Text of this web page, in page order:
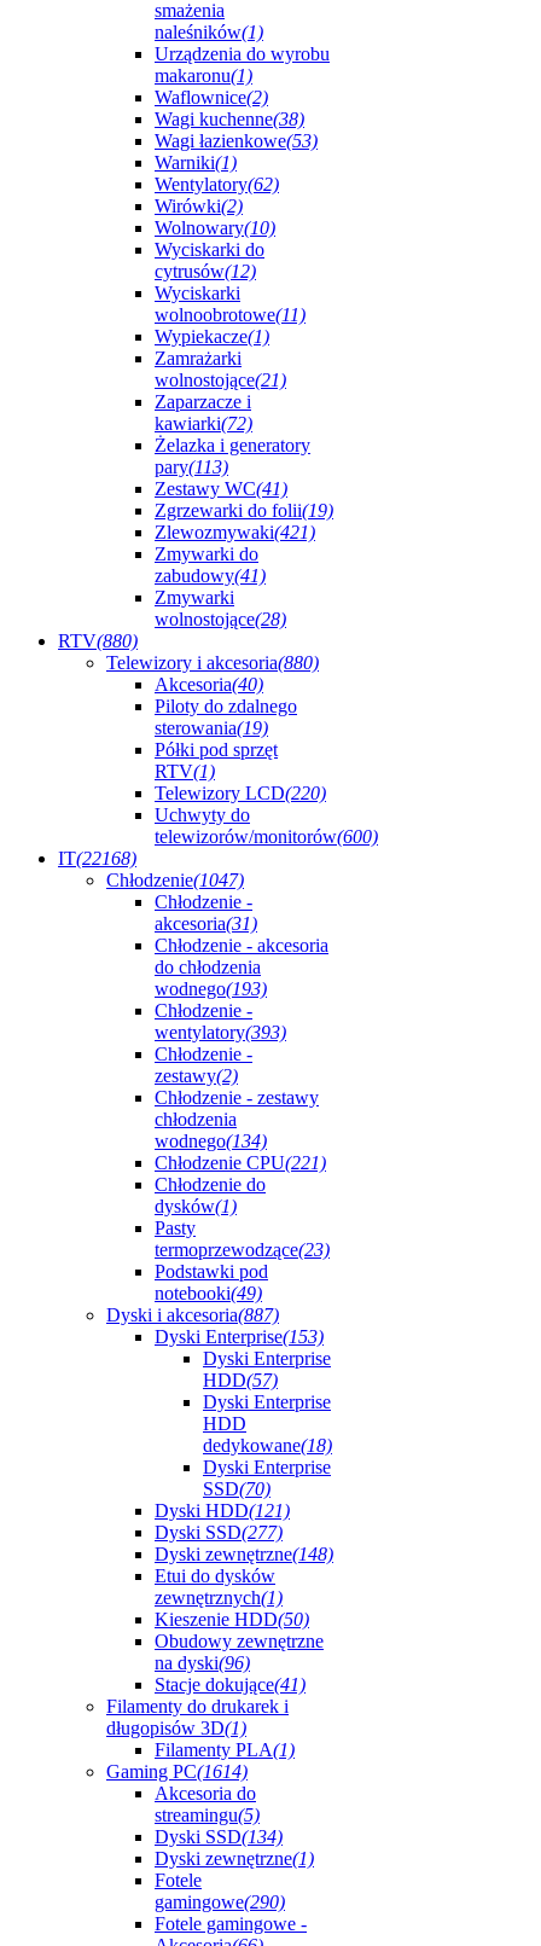
smażenia
naleśników(1)
Urządzenia do wyrobu
makaronu(1)
Waflownice(2)
Wagi kuchenne(38)
Wagi łazienkowe(53)
Warniki(1)
Wentylatory(62)
Wirówki(2)
Wolnowary(10)
Wyciskarki do
cytrusów(12)
Wyciskarki
wolnoobrotowe(11)
Wypiekacze(1)
Zamrażarki
wolnostojące(21)
Zaparzacze i
kawiarki(72)
Żelazka i generatory
pary(113)
Zestawy WC(41)
Zgrzewarki do folii(19)
Zlewozmywaki(421)
Zmywarki do
zabudowy(41)
Zmywarki
wolnostojące(28)
RTV(880)
Telewizory i akcesoria(880)
Akcesoria(40)
Piloty do zdalnego
sterowania(19)
Półki pod sprzęt
RTV(1)
Telewizory LCD(220)
Uchwyty do
telewizorów/monitorów(600)
IT(22168)
Chłodzenie(1047)
Chłodzenie -
akcesoria(31)
Chłodzenie - akcesoria
do chłodzenia
wodnego(193)
Chłodzenie -
wentylatory(393)
Chłodzenie -
zestawy(2)
Chłodzenie - zestawy
chłodzenia
wodnego(134)
Chłodzenie CPU(221)
Chłodzenie do
dysków(1)
Pasty
termoprzewodzące(23)
Podstawki pod
notebooki(49)
Dyski i akcesoria(887)
Dyski Enterprise(153)
Dyski Enterprise
HDD(57)
Dyski Enterprise
HDD
dedykowane(18)
Dyski Enterprise
SSD(70)
Dyski HDD(121)
Dyski SSD(277)
Dyski zewnętrzne(148)
Etui do dysków
zewnętrznych(1)
Kieszenie HDD(50)
Obudowy zewnętrzne
na dyski(96)
Stacje dokujące(41)
Filamenty do drukarek i
długopisów 3D(1)
Filamenty PLA(1)
Gaming PC(1614)
Akcesoria do
streamingu(5)
Dyski SSD(134)
Dyski zewnętrzne(1)
Fotele
gamingowe(290)
Fotele gamingowe -